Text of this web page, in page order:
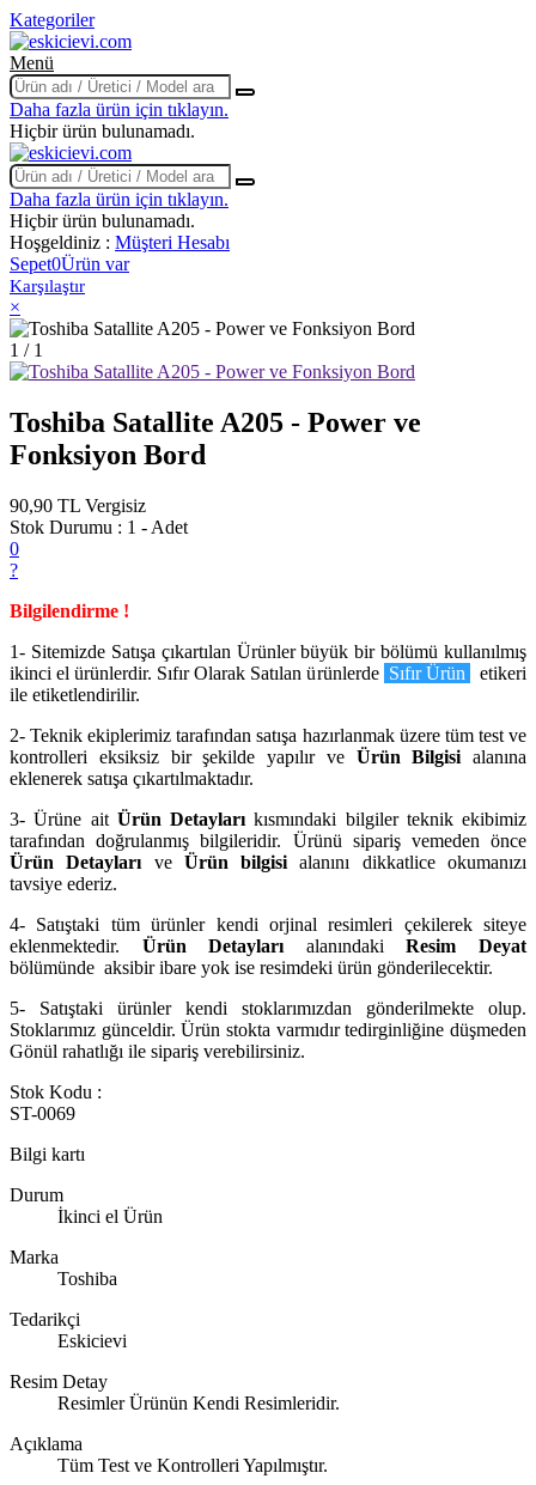
Kategoriler
Menü
Daha fazla ürün için tıklayın.
Hiçbir ürün bulunamadı.
Daha fazla ürün için tıklayın.
Hiçbir ürün bulunamadı.
Hoşgeldiniz : Müşteri Hesabı
Sepet0Ürün var
Karşılaştır
×
1 / 1
Toshiba Satallite A205 - Power ve
Fonksiyon Bord
90,90 TL Vergisiz
Stok Durumu : 1 - Adet
0
?
Bilgilendirme !
1- Sitemizde Satışa çıkartılan Ürünler büyük bir bölümü kullanılmış
ikinci el ürünlerdir. Sıfır Olarak Satılan ürünlerde Sıfır Ürün
etikeri
ile etiketlendirilir.
2- Teknik ekiplerimiz tarafından satışa hazırlanmak üzere tüm test ve
kontrolleri eksiksiz bir şekilde yapılır ve Ürün Bilgisi alanına
eklenerek satışa çıkartılmaktadır.
3- Ürüne ait Ürün Detayları kısmındaki bilgiler teknik ekibimiz
tarafından doğrulanmış bilgileridir. Ürünü sipariş vemeden önce
Ürün Detayları ve Ürün bilgisi alanını dikkatlice okumanızı
tavsiye ederiz.
4- Satıştaki tüm ürünler kendi orjinal resimleri çekilerek siteye
eklenmektedir. Ürün Detayları alanındakiResim Deyat
bölümünde aksibir ibare yok ise resimdeki ürün gönderilecektir.
5- Satıştaki ürünler kendi stoklarımızdan gönderilmekte olup.
Stoklarımız günceldir. Ürün stokta varmıdır tedirginliğine düşmeden
Gönül rahatlığı ile sipariş verebilirsiniz.
Stok Kodu :
ST-0069
Bilgi kartı
Durum
İkinci el Ürün
Marka
Toshiba
Tedarikçi
Eskicievi
Resim Detay
Resimler Ürünün Kendi Resimleridir.
Açıklama
Tüm Test ve Kontrolleri Yapılmıştır.